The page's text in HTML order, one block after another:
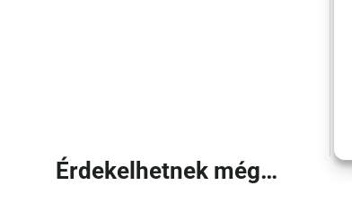
Érdekelhetnek még…